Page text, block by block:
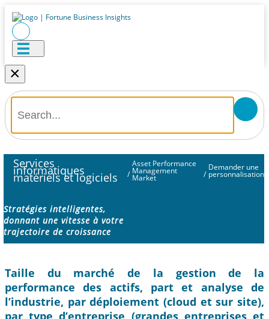
×
Services
informatiques
matériels et logiciels /
Asset Performance
Management
Market /
Demander une
personnalisation
Stratégies intelligentes,
donnant une vitesse à votre
trajectoire de croissance
Taille du marché de la gestion de la
performance des actifs, part et analyse de
l’industrie, par déploiement (cloud et sur site),